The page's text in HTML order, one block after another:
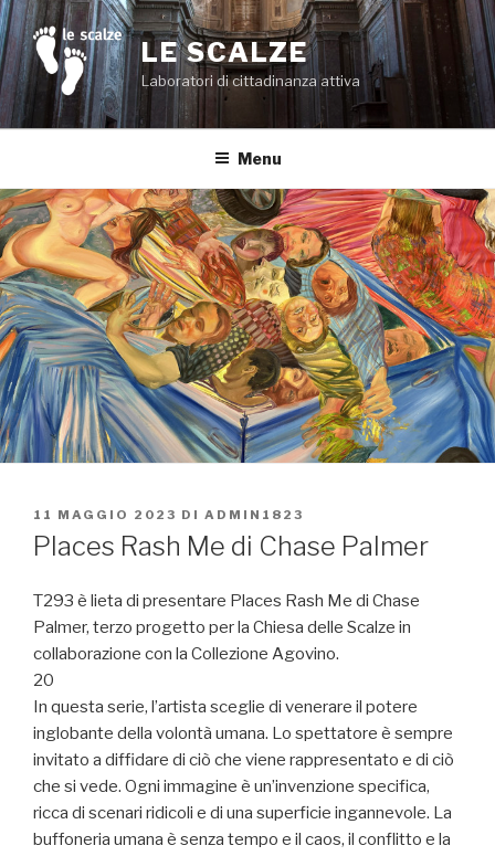
Salta
al
contenuto
LE SCALZE
Laboratori di cittadinanza attiva
Menu
PUBBLICATO
IL
11 MAGGIO 2023 DI ADMIN1823
Places Rash Me di Chase Palmer
T293 è lieta di presentare Places Rash Me di Chase
Palmer, terzo progetto per la Chiesa delle Scalze in
collaborazione con la Collezione Agovino.
20
In questa serie, l’artista sceglie di venerare il potere
inglobante della volontà umana. Lo spettatore è sempre
invitato a diffidare di ciò che viene rappresentato e di ciò
che si vede. Ogni immagine è un’invenzione specifica,
ricca di scenari ridicoli e di una superficie ingannevole. La
buffoneria umana è senza tempo e il caos, il conflitto e la